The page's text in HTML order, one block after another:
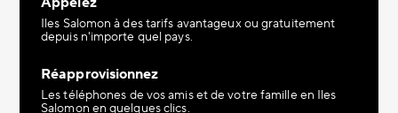
Iles Salomon à des tarifs avantageux ou gratuitement
depuis n'importe quel pays.
Réapprovisionnez
Les téléphones de vos amis et de votre famille en Iles
Salomon en quelques clics.